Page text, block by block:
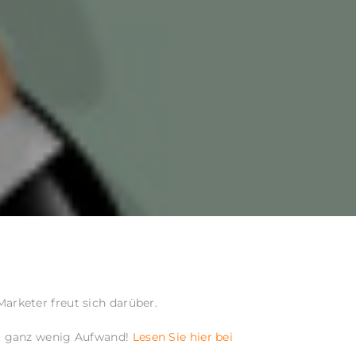
freut sich darüber.
wenig Aufwand! Lesen Sie hier bei